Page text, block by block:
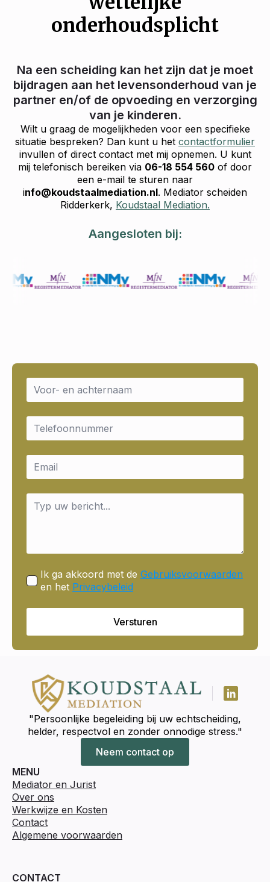
onderhoudsplicht
Na een scheiding kan het zijn dat je moet
bijdragen aan het levensonderhoud van je
partner en/of de opvoeding en verzorging
van je kinderen.
Wilt u graag de mogelijkheden voor een specifieke
situatie bespreken? Dan kunt u het contactformulier
invullen of direct contact met mij opnemen. U kunt
mij telefonisch bereiken via 06-18 554 560 of door
een e-mail te sturen naar
info@koudstaalmediation.nl. Mediator scheiden
Ridderkerk, Koudstaal Mediation.
Aangesloten bij:
Name
Email
Email
Message
Ik ga akkoord met de Gebruiksvoorwaarden
en het Privacybeleid
Versturen
"Persoonlijke begeleiding bij uw echtscheiding,
helder, respectvol en zonder onnodige stress."
Neem contact op
MENU
Mediator en Jurist
Over ons
Werkwijze en Kosten
Contact
Algemene voorwaarden
CONTACT